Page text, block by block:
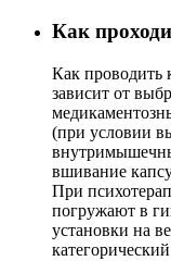
Как
Как проводить
зависит от
(при условии
вшивание
При
погружают в
установки на